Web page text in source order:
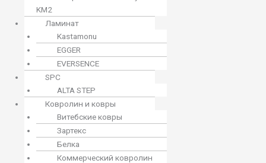
KM2
Ламинат
Kastamonu
EGGER
EVERSENCE
SPC
ALTA STEP
Ковролин и ковры
Витебские ковры
Зартекс
Белка
Коммерческий ковролин